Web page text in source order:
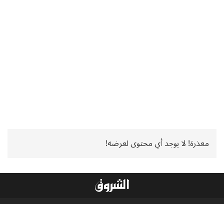
معذرة! لا يوجد أي محتوى لعرضه!